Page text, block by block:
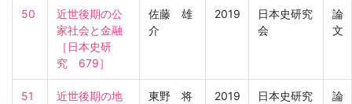
50
近世後期の公
家社会と金融
［日本史研
究　679］
佐藤 雄
介
2019
日本史研究
会
論
文
51
近世後期の地
東野 将
2019
日本史研究
論